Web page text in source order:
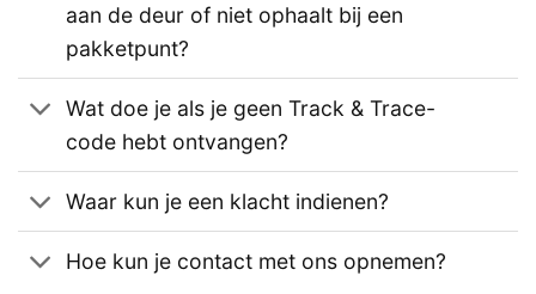
aan de deur of niet ophaalt bij een
pakketpunt?
Wat doe je als je geen Track & Trace-
code hebt ontvangen?
Waar kun je een klacht indienen?
Hoe kun je contact met ons opnemen?